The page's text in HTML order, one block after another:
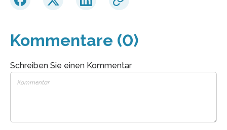
Kommentare (0)
Schreiben Sie einen Kommentar